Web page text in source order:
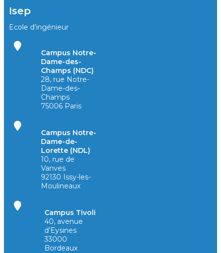
Isep
Ecole d’ingénieur
Campus Notre-
Dame-des-
Champs (NDC)
28, rue Notre-
Dame-des-
Champs
75006 Paris
Campus Notre-
Dame-de-
Lorette (NDL)
10, rue de
Vanves
92130 Issy-les-
Moulineaux
Campus Tivoli
40, avenue
d’Eysines
33000
Bordeaux